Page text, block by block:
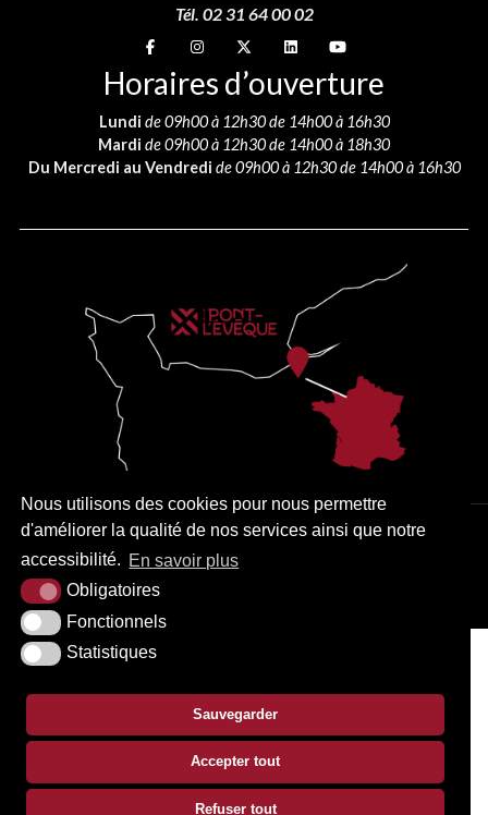
Nous utilisons des cookies pour nous permettre
d'améliorer la qualité de nos services ainsi que notre
accessibilité. En savoir plus
Obligatoires
Fonctionnels
Statistiques
Sauvegarder
Accepter tout
Refuser tout
Tél. 02 31 64 00 02
Suivez-nous sur
Suivez-nous sur
Suivez-nous sur
Suivez-nous sur
Suivez-nous sur
Horaires d’ouverture
Lundi de 09h00 à 12h30 de 14h00 à 16h30
Mardi de 09h00 à 12h30 de 14h00 à 18h30
Du Mercredi au Vendredi de 09h00 à 12h30 de 14h00 à 16h30
PLAN DU SITE MENTIONS LÉGALES ACCESSIBILITÉ